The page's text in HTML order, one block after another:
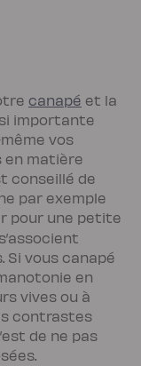
canapé et la
importante
vos
en matière
conseillé de
par exemple
pour une petite
s’associent
Si vous canapé
en
vives ou à
contrastes
de ne pas